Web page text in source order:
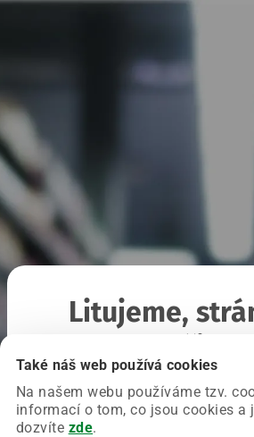
Také náš web používá cookies
Na našem webu používáme tzv.
informací o tom, co jsou cookies a
dozvíte zde.
Litujeme,
Chyba nastala na naší straně a
Zkuste prosím znovu načíst